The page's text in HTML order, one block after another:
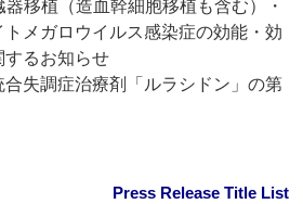
移植（造血幹細胞移植も含む）・
メガロウイルス感染症の効能・効
するお知らせ
合失調症治療剤「ルラシドン」の第
Press Release Title List